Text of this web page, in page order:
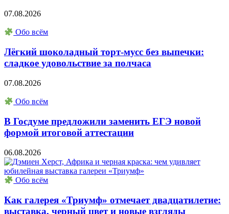
07.08.2026
Обо всём
Лёгкий шоколадный торт-мусс без выпечки:
сладкое удовольствие за полчаса
07.08.2026
Обо всём
В Госдуме предложили заменить ЕГЭ новой
формой итоговой аттестации
06.08.2026
Обо всём
Как галерея «Триумф» отмечает двадцатилетие:
выставка, черный цвет и новые взгляды